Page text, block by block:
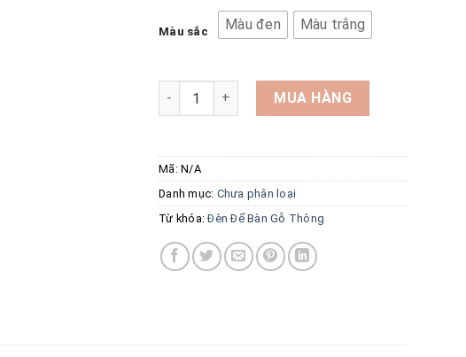
Màu sắc Màu đen Màu trắng
Đèn Để Bàn Gỗ Thông Cao Cấp Phong Cách
MUA HÀNG
Mã: N/A
Danh mục: Chưa phân loại
Từ khóa:Đèn Để Bàn Gỗ Thông